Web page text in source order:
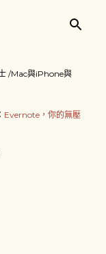
/Mac與iPhone與
Evernote，你的無壓